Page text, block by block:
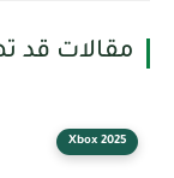
مقالات قد
Xbox 2025